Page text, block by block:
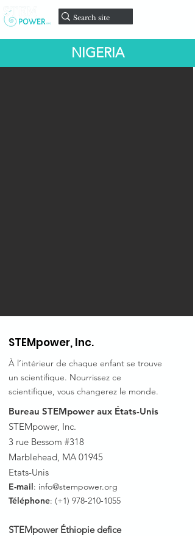
NIGERIA
STEMpower, Inc.
À l’intérieur de chaque enfant se trouve
un scientifique. Nourrissez ce
scientifique, vous changerez le monde.
Bureau STEMpower aux États-Unis
STEMpower, Inc.
3 rue Bessom #318
Marblehead, MA 01945
Etats-Unis
E-mail: info@stempower.org
Téléphone: (+1) 978-210-1055
STEMpower Éthiopie defice